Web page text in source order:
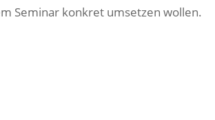
Seminar konkret umsetzen wollen.